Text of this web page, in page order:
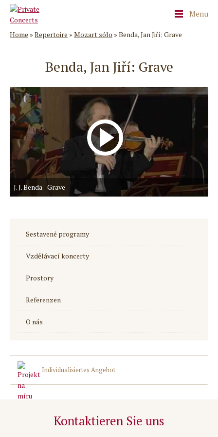
Menu
Home » Repertoire » Mozart sólo » Benda, Jan Jiří: Grave
Benda, Jan Jiří: Grave
J. J. Benda - Grave
Sestavené programy
Vzdělávací koncerty
Prostory
Referenzen
O nás
Individualisiertes Angebot
Kontaktieren Sie uns